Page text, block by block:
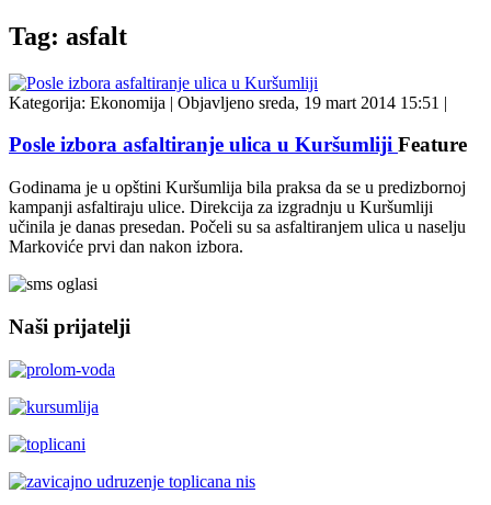
Tag: asfalt
Kategorija: Ekonomija | Objavljeno sreda, 19 mart 2014 15:51 |
Posle izbora asfaltiranje ulica u Kuršumliji Feature
Godinama je u opštini Kuršumlija bila praksa da se u predizbornoj
kampanji asfaltiraju ulice. Direkcija za izgradnju u Kuršumliji
učinila je danas presedan. Počeli su sa asfaltiranjem ulica u naselju
Markoviće prvi dan nakon izbora.
Naši prijatelji